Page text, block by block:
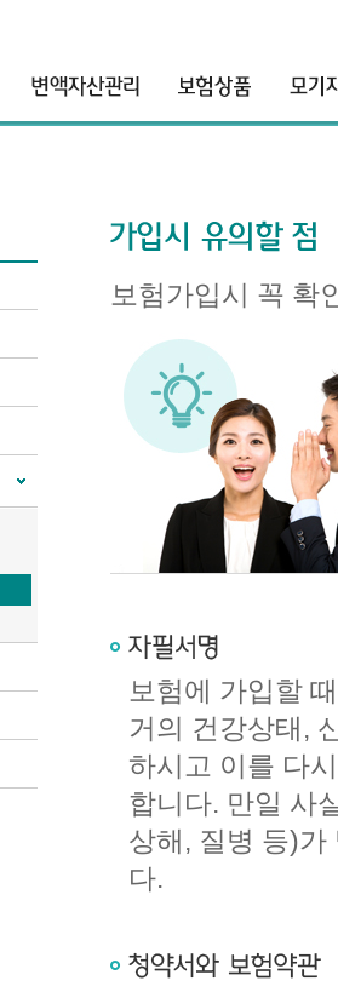
보험가입시 꼭 확
보험에 가입할
거의 건강상태,
하시고 이를 다
합니다. 만일 사
상해, 질병 등)
다.